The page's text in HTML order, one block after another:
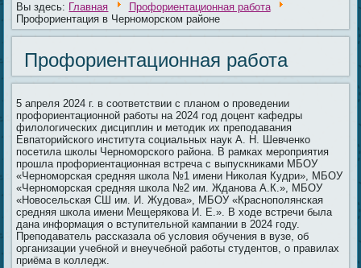
Вы здесь: Главная
Профориентационная работа
Профориентация в Черноморском районе
Профориентационная работа
5 апреля 2024 г. в соответствии с планом о проведении
профориентационной работы на 2024 год доцент кафедры
филологических дисциплин и методик их преподавания
Евпаторийского института социальных наук А. Н. Шевченко
посетила школы Черноморского района. В рамках мероприятия
прошла профориентационная встреча с выпускниками МБОУ
«Черноморская средняя школа №1 имени Николая Кудри», МБОУ
«Черноморская средняя школа №2 им. Жданова А.К.», МБОУ
«Новосельская СШ им. И. Жудова», МБОУ «Краснополянская
средняя школа имени Мещерякова И. Е.». В ходе встречи была
дана информация о вступительной кампании в 2024 году.
Преподаватель рассказала об условия обучения в вузе, об
организации учебной и внеучебной работы студентов, о правилах
приёма в колледж.